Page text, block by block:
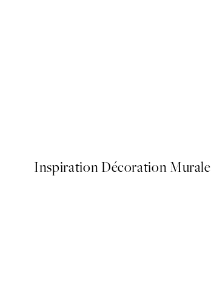
Inspiration Décoration Murale